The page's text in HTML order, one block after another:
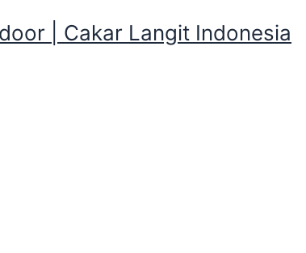
| Cakar Langit Indonesia
Peralatan Kemping